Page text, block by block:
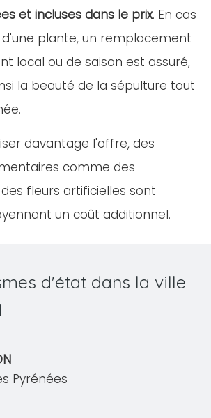
et incluses dans le prix. En cas
plante, un remplacement
local ou de saison est assuré,
la beauté de la sépulture tout
davantage l'offre, des
comme des
fleurs artificielles sont
un coût additionnel.
d'état dans la ville
Pyrénées